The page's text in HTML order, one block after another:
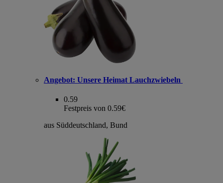
Angebot: Unsere Heimat Lauchzwiebeln
0.59
Festpreis von 0.59€
aus Süddeutschland, Bund